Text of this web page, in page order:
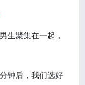
生聚集在一起，
钟后，我们选好